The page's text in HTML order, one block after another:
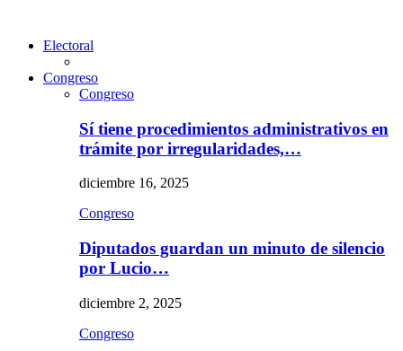
Electoral
Congreso
Congreso
Sí tiene procedimientos administrativos en
trámite por irregularidades,…
diciembre 16, 2025
Congreso
Diputados guardan un minuto de silencio
por Lucio…
diciembre 2, 2025
Congreso